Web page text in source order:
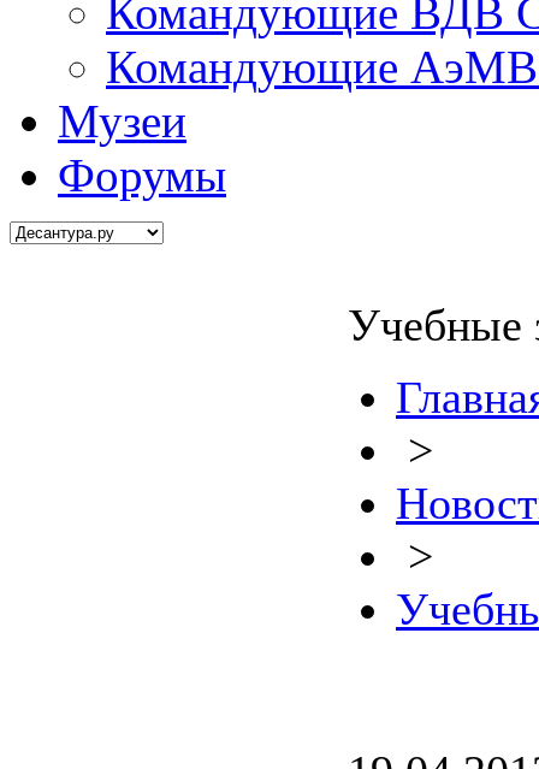
Командующие ВДВ
Командующие АэМВ
Музеи
Форумы
Учебные
>
>